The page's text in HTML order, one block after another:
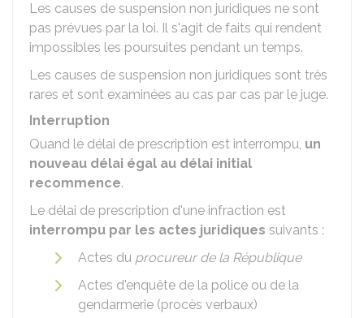
Les causes de suspension non juridiques ne sont
pas prévues par la loi. Il s'agit de faits qui rendent
impossibles les poursuites pendant un temps.
Les causes de suspension non juridiques sont très
rares et sont examinées au cas par cas par le juge.
Interruption
Quand le délai de prescription est interrompu, un
nouveau délai égal au délai initial
recommence.
Le délai de prescription d'une infraction est
interrompu par les actes juridiques suivants :
Actes du procureur de la République
Actes d'enquête de la police ou de la
gendarmerie (procès verbaux)